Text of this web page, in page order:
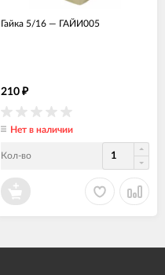
Гайка 5/16 — ГАЙИ005
210 ₽
Нет в наличии
Кол-во